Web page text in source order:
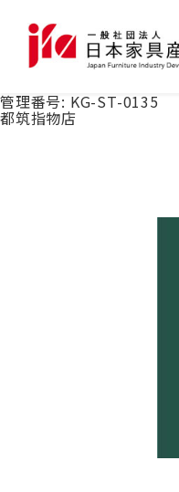
管理番号: KG-ST-0135
都筑指物店